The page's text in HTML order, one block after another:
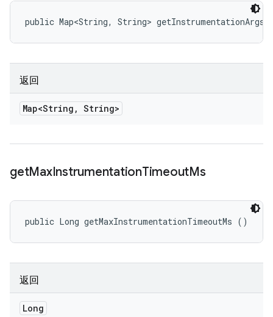
public Map<String, String> getInstrumentationArgs
返回
Map<String , String>
getMaxInstrumentationTimeoutMs
public Long getMaxInstrumentationTimeoutMs ()
返回
Long